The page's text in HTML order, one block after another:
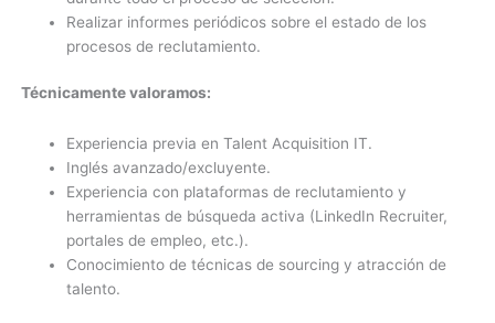
Realizar informes periódicos sobre el estado de los
procesos de reclutamiento.
Técnicamente valoramos:
Experiencia previa en Talent Acquisition IT.
Inglés avanzado/excluyente.
Experiencia con plataformas de reclutamiento y
herramientas de búsqueda activa (LinkedIn Recruiter,
portales de empleo, etc.).
Conocimiento de técnicas de sourcing y atracción de
talento.